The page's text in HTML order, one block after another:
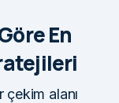
En
alanı